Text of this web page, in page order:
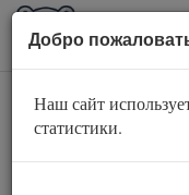
Добро
Наш сайт
статистики.